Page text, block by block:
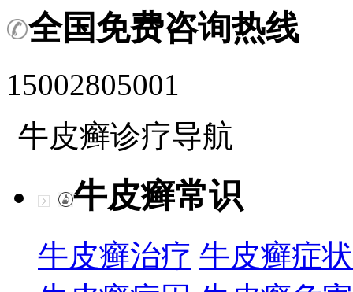
全国免费咨询热线
15002805001
牛皮癣诊疗导航
牛皮癣常识
牛皮癣治疗 牛皮癣症状